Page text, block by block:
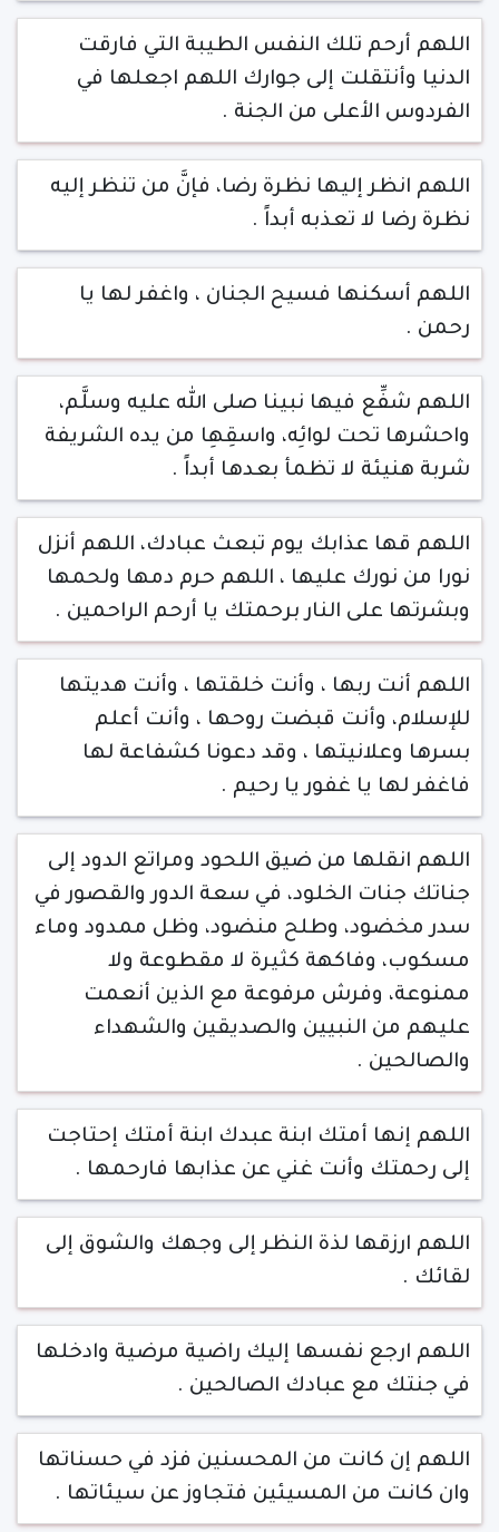
اللهم أرحم تلك النفس الطيبة التي فارقت
الدنيا وأنتقلت إلى جوارك اللهم اجعلها في
الفردوس الأعلى من الجنة .
اللهم انظر إليها نظرة رضا، فإنَّ من تنظر إليه
نظرة رضا لا تعذبه أبداً .
اللهم أسكنها فسيح الجنان ، واغفر لها يا
رحمن .
اللهم شفِّع فيها نبينا صلى الله عليه وسلَّم،
واحشرها تحت لوائِه، واسقِهِا من يده الشريفة
شربة هنيئة لا تظمأ بعدها أبداً .
اللهم قها عذابك يوم تبعث عبادك، اللهم أنزل
نورا من نورك عليها ، اللهم حرم دمها ولحمها
وبشرتها على النار برحمتك يا أرحم الراحمين .
اللهم أنت ربها ، وأنت خلقتها ، وأنت هديتها
للإسلام، وأنت قبضت روحها ، وأنت أعلم
بسرها وعلانيتها ، وقد دعونا كشفاعة لها
فاغفر لها يا غفور يا رحيم .
اللهم انقلها من ضيق اللحود ومراتع الدود إلى
جناتك جنات الخلود، في سعة الدور والقصور في
سدر مخضود، وطلح منضود، وظل ممدود وماء
مسكوب، وفاكهة كثيرة لا مقطوعة ولا
ممنوعة، وفرش مرفوعة مع الذين أنعمت
عليهم من النبيين والصديقين والشهداء
والصالحين .
اللهم إنها أمتك ابنة عبدك ابنة أمتك إحتاجت
إلى رحمتك وأنت غني عن عذابها فارحمها .
اللهم ارزقها لذة النظر إلى وجهك والشوق إلى
لقائك .
اللهم ارجع نفسها إليك راضية مرضية وادخلها
في جنتك مع عبادك الصالحين .
اللهم إن كانت من المحسنين فزد في حسناتها
وان كانت من المسيئين فتجاوز عن سيئاتها .